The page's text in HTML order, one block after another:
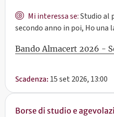
Mi interessa se:Studio al
secondo anno in poi, Ho una
Bando Almacert 2026 -
Scadenza: 15 set 2026, 13:00
Borse di studio e